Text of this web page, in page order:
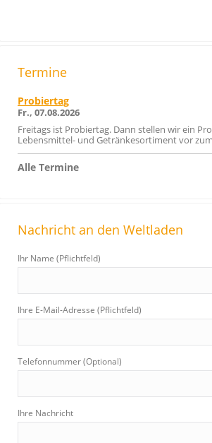
Termine
Probiertag
Fr., 07.08.2026
Freitags ist Probiertag. Dann stellen wir ein
Lebensmittel- und Getränkesortiment vor
Alle Termine
Nachricht an den Weltladen
Ihr Name (Pflichtfeld)
Ihre E-Mail-Adresse (Pflichtfeld)
Telefonnummer (Optional)
Ihre Nachricht